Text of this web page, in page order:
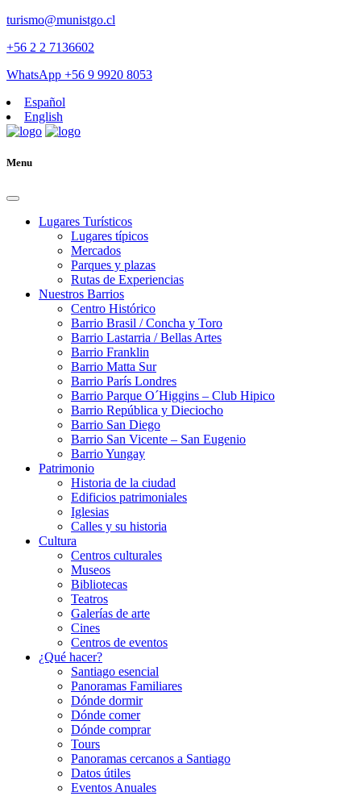
turismo@munistgo.cl
+56 2 2 7136602
WhatsApp +56 9 9920 8053
Español
English
Menu
Lugares Turísticos
Lugares tí­picos
Mercados
Parques y plazas
Rutas de Experiencias
Nuestros Barrios
Centro Histórico
Barrio Brasil / Concha y Toro
Barrio Lastarria / Bellas Artes
Barrio Franklin
Barrio Matta Sur
Barrio Parí­s Londres
Barrio Parque O´Higgins – Club Hipico
Barrio República y Dieciocho
Barrio San Diego
Barrio San Vicente – San Eugenio
Barrio Yungay
Patrimonio
Historia de la ciudad
Edificios patrimoniales
Iglesias
Calles y su historia
Cultura
Centros culturales
Museos
Bibliotecas
Teatros
Galerí­as de arte
Cines
Centros de eventos
¿Qué hacer?
Santiago esencial
Panoramas Familiares
Dónde dormir
Dónde comer
Dónde comprar
Tours
Panoramas cercanos a Santiago
Datos útiles
Eventos Anuales